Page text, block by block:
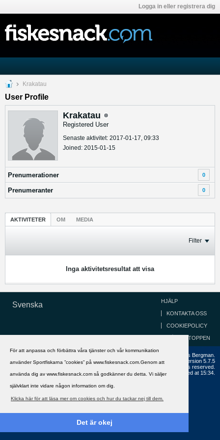
För att anpassa och förbättra våra tjänster och vår kommunikation
använder Sportfiskarna ”cookies” på www.fiskesnack.com.Genom att
använda dig av www.fiskesnack.com så godkänner du detta. Vi säljer
självklart inte vidare någon information om dig.
Klicka här för att läsa mer om cookies och hur du tackar nej till dem.
Det är okej
Logga in eller registrera dig
Krakatau
User Profile
Krakatau
Registered User
Senaste aktivitet: 2017-01-17, 09:33
Joined: 2015-01-15
Prenumerationer 0
Prenumeranter 0
AKTIVITETER OM MEDIA
Filter
Inga aktivitetsresultat att visa
Svenska HJÄLP
KONTAKTA OSS
COOKIEPOLICY
GÅ TILL TOPPEN
Copyright ©2002 - 2021, FiskeSnack.com. Grundad 2002 av Anders Bergman.
Powered byvBulletin®
Version 5.7.5
Copyright © 2026 MH Sub I, LLC dba vBulletin. All rights reserved.
All times are GMT+1. This page was generated at 15:34.